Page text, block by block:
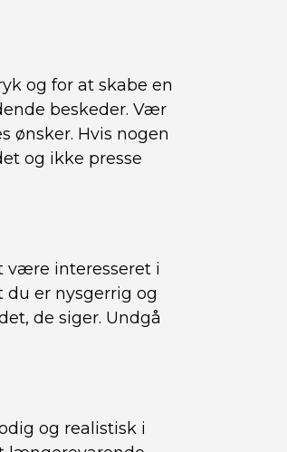
og for at skabe en
beskeder. Vær
ønsker. Hvis nogen
og ikke presse
være interesseret i
du er nysgerrig og
de siger. Undgå
og realistisk i